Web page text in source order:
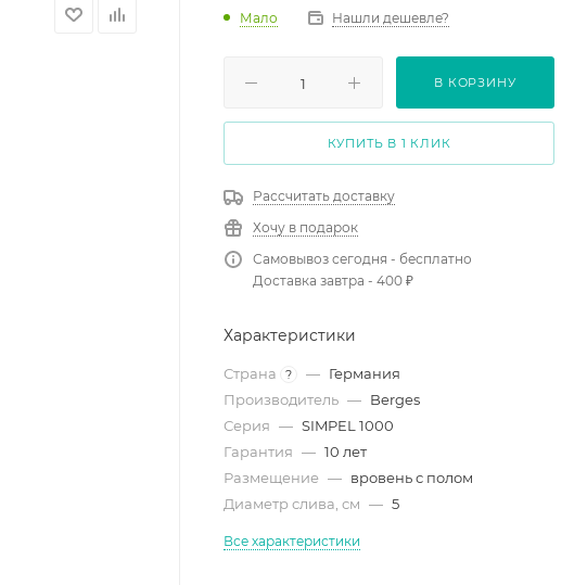
Мало Нашли дешевле?
В КОРЗИНУ
КУПИТЬ В 1 КЛИК
Рассчитать доставку
Хочу в подарок
Самовывоз сегодня - бесплатно
Доставка завтра - 400 ₽
Характеристики
Страна ? — Германия
Производитель — Berges
Серия — SIMPEL 1000
Гарантия — 10 лет
Размещение — вровень с полом
Диаметр слива, см — 5
Все характеристики